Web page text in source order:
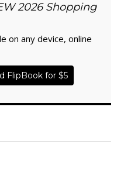
2026 Shopping
on any device, online
FlipBook for $5